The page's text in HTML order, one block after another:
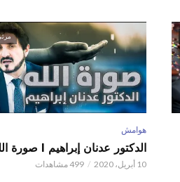
هوامش
الدكتور عدنان إبراهيم l صورة الله
10 أبريل، 2020 499 مشاهدات